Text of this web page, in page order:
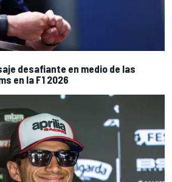
desafiante en medio de las
en la F1 2026